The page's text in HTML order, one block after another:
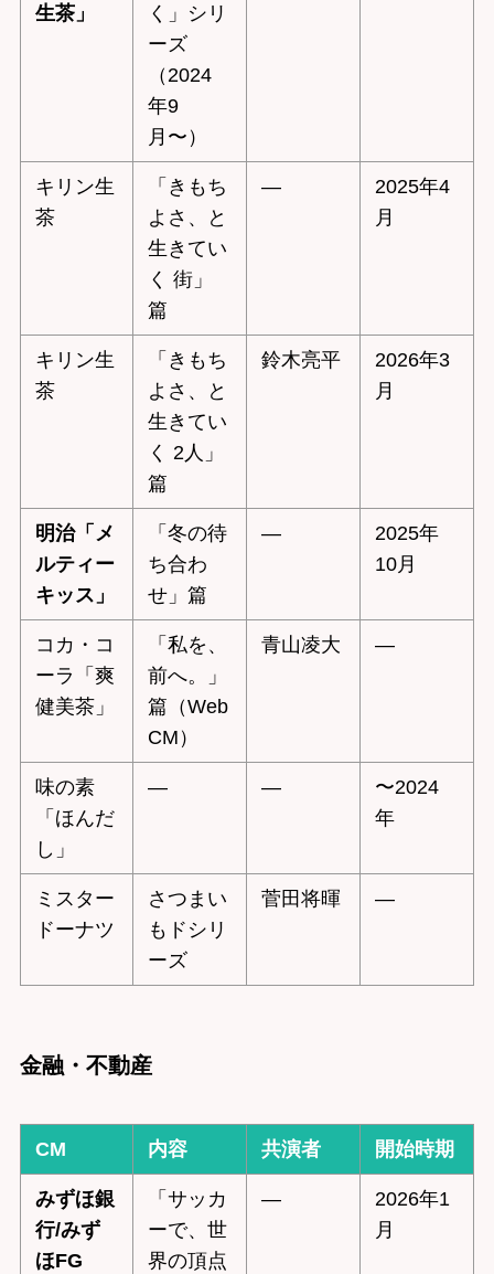
生茶」
く」シリ
ーズ
（2024
年9
月〜）
キリン生
茶
「きもち
よさ、と
生きてい
く 街」
篇
—
2025年4
月
キリン生
茶
「きもち
よさ、と
生きてい
く 2人」
篇
鈴木亮平
2026年3
月
明治「メ
ルティー
キッス」
「冬の待
ち合わ
せ」篇
—
2025年
10月
コカ・コ
ーラ「爽
健美茶」
「私を、
前へ。」
篇（Web
CM）
青山凌大 —
味の素
「ほんだ
し」
— —
〜2024
年
ミスター
ドーナツ
さつまい
もドシリ
ーズ
菅田将暉 —
金融・不動産
CM 内容 共演者 開始時期
みずほ銀
行/みず
ほFG
「サッカ
ーで、世
界の頂点
—
2026年1
月